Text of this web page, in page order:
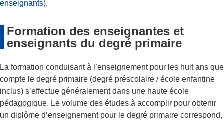
enseignants).
Formation des enseignantes et
enseignants du degré primaire
La formation conduisant à l’enseignement pour les huit ans que
compte le degré primaire (degré préscolaire / école enfantine
inclus) s’effectue généralement dans une haute école
pédagogique. Le volume des études à accomplir pour obtenir
un diplôme d’enseignement pour le degré primaire correspond,